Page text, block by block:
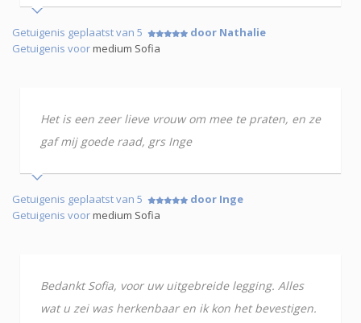
Getuigenis geplaatst van 5
door Nathalie
Getuigenis voormedium Sofia
Het is een zeer lieve vrouw om mee te praten, en ze
gaf mij goede raad, grs Inge
Getuigenis geplaatst van 5
door Inge
Getuigenis voormedium Sofia
Bedankt Sofia, voor uw uitgebreide legging. Alles
wat u zei was herkenbaar en ik kon het bevestigen.